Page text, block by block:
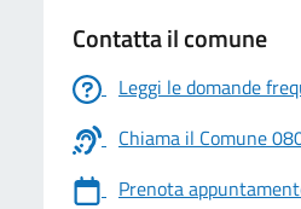
Contatta il comune
Leggi le domande
Chiama il Comune
Prenota